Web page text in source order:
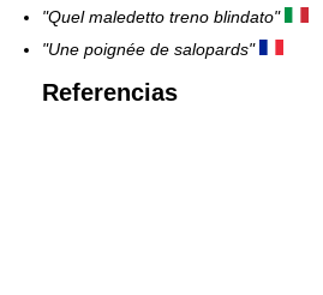
"Quel maledetto treno blindato"
"Une poignée de salopards"
Referencias